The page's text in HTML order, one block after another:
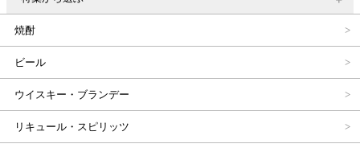
焼酎
ビール
ウイスキー・ブランデー
リキュール・スピリッツ